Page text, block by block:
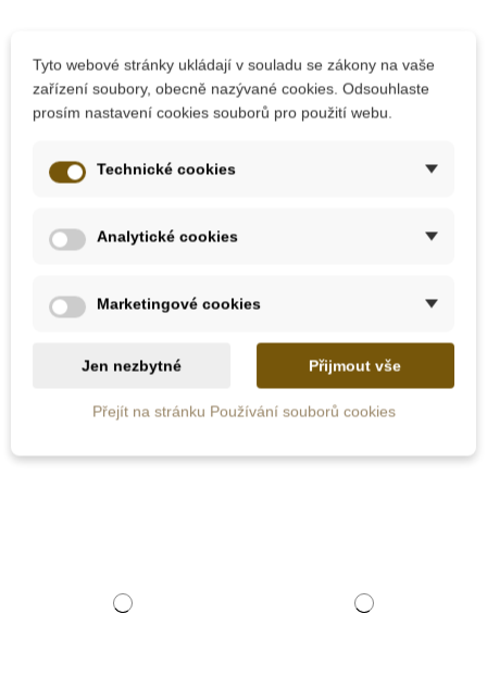
Moyo Montessori
Moyo Montessori
438 Kč
Tyto webové stránky ukládají v souladu se zákony na vaše
zařízení soubory, obecně nazývané cookies. Odsouhlaste
prosím nastavení cookies souborů pro použití webu.
Technické cookies
Analytické cookies
Marketingové cookies
Jen nezbytné Přijmout vše
Přejít na stránku Používání souborů cookies